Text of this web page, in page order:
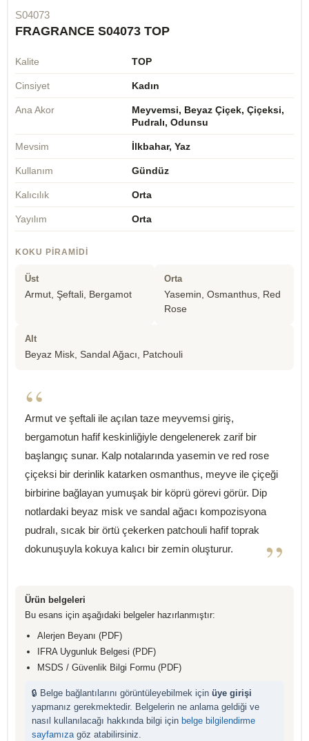
S04073
FRAGRANCE S04073 TOP
Kalite TOP
Cinsiyet Kadın
Ana Akor
Meyvemsi, Beyaz Çiçek, Çiçeksi,
Pudralı, Odunsu
Mevsim İlkbahar, Yaz
Kullanım Gündüz
Kalıcılık Orta
Yayılım Orta
KOKU PIRAMIDI
Üst
Armut, Şeftali, Bergamot
Orta
Yasemin, Osmanthus, Red
Rose
Alt
Beyaz Misk, Sandal Ağacı, Patchouli
“
Armut ve şeftali ile açılan taze meyvemsi giriş,
bergamotun hafif keskinliğiyle dengelenerek zarif bir
başlangıç sunar. Kalp notalarında yasemin ve red rose
çiçeksi bir derinlik katarken osmanthus, meyve ile çiçeği
birbirine bağlayan yumuşak bir köprü görevi görür. Dip
notlardaki beyaz misk ve sandal ağacı kompozisyona
pudralı, sıcak bir örtü çekerken patchouli hafif toprak
dokunuşuyla kokuya kalıcı bir zemin oluşturur.
”
Ürün belgeleri
Bu esans için aşağıdaki belgeler hazırlanmıştır:
Alerjen Beyanı (PDF)
IFRA Uygunluk Belgesi (PDF)
MSDS / Güvenlik Bilgi Formu (PDF)
🔒 Belge bağlantılarını görüntüleyebilmek için üye girişi
yapmanız gerekmektedir. Belgelerin ne anlama geldiği ve
nasıl kullanılacağı hakkında bilgi için belge bilgilendirme
sayfamızagöz atabilirsiniz.